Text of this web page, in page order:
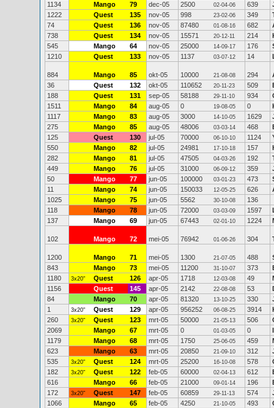
1134
Mango 79 dec-05 2500 02-04-06 639
1222
Quest 135 nov-05 998 23-02-06 349
74
Quest 136 nov-05 87480 01-08-16 682
738
Quest 134 nov-05 15571 20-12-11 214
545
Mango 64 nov-05 25000 14-09-17 176
1210
Quest 133 nov-05 1137 03-07-12 14
884 Mango 85 okt-05 10000 21-08-08 294
36
Quest 132 okt-05 110652 20-11-23 509
188
Quest 131 sep-05 58188 29-11-10 934
1511
Mango 84 aug-05 0 19-08-05 0
1117
Mango 83 aug-05 3000 14-10-05 1629
275
Mango 85 aug-05 48006 03-03-14 468
125
Quest 130 jul-05 70000 06-10-10 1124
550
Mango 82 jul-05 24981 17-10-18 157
282
Mango 81 jul-05 47505 04-03-26 192
449
Mango 76 jul-05 31000 06-09-12 359
50
Mango 77 jun-05 100000 03-01-23 473
11
Mango 74 jun-05 150033 12-05-25 626
1025
Mango 75 jun-05 5562 30-10-08
136
118
Mango 78 jun-05 72000 03-03-09 1597
137
Mango 69 jun-05 67443 02-01-10 1224
102 Mango 72 mei-05 76942 01-06-26 304
1200 Mango 71 mei-05 1300 21-07-05 488
843
Mango 73 mei-05 11200 31-10-07 373
1180
3x20" Quest 126 apr-05 1718 12-03-08 49
1156
Quest 145 apr-05 2142 22-08-08 53
84
Mango 70 apr-05 81320 13-10-25 330
1
3x20" Quest 129 apr-05 956252 06-08-25 3914
260
3x20" Quest 123 mrt-05 50000 21-05-13 506
2069
Mango 67 mrt-05 0 01-03-05 0
1179
Mango 68 mrt-05 1750 25-06-05 459
623
Mango 63 mrt-05 20850 21-09-10 312
535
3x20" Quest 124 mrt-05 25200 16-10-08 578
182
3x20" Quest 122 feb-05 60000 02-04-13 612
616
Mango 66 feb-05 21000 09-01-14 196
172
3x20" Quest 147 feb-05 60859 29-11-13 574
1066
Mango 65 feb-05 4250 21-10-05 493